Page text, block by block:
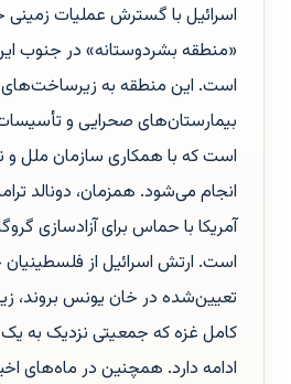
اسرائیل با گسترش عملیات زمینی
«منطقه بشردوستانه» در جنوب
است. این منطقه به زیرساخت‌های
بیمارستان‌های صحرایی و
است که با همکاری سازمان ملل و
انجام می‌شود. همزمان، دونالد
آمریکا با حماس برای آزادسازی
است. ارتش اسرائیل از
تعیین‌شده در خان یونس بروند،
کامل غزه که جمعیتی نزدیک به یک
ادامه دارد. همچنین در ماه‌های